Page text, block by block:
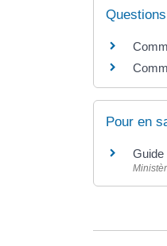
Pour en
Guide